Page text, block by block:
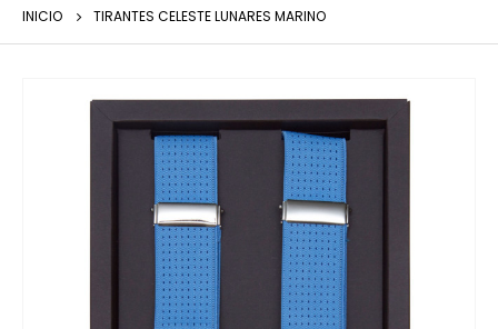
INICIO TIRANTES CELESTE LUNARES MARINO